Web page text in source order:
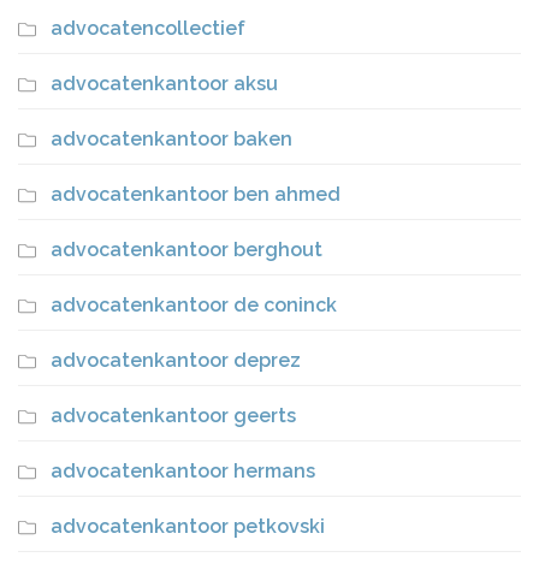
advocatencollectief
advocatenkantoor aksu
advocatenkantoor baken
advocatenkantoor ben ahmed
advocatenkantoor berghout
advocatenkantoor de coninck
advocatenkantoor deprez
advocatenkantoor geerts
advocatenkantoor hermans
advocatenkantoor petkovski